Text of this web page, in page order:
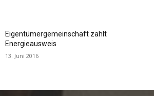
Eigentümergemeinschaft zahlt
Energieausweis
13. Juni 2016